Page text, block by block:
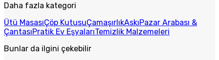
Daha fazla kategori
Ütü MasasıÇöp KutusuÇamaşırlıkAskıPazar Arabası &
ÇantasıPratik Ev EşyalarıTemizlik Malzemeleri
Bunlar da ilgini çekebilir